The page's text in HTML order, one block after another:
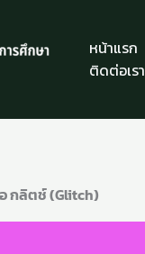
หน้าแรก
ติดต่อเรา
กลิตช์ (Glitch)